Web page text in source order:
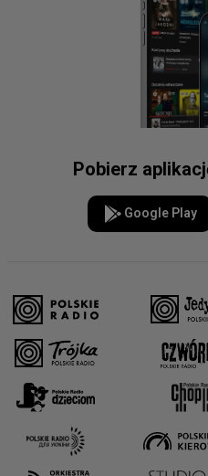
Pobierz
Google Play